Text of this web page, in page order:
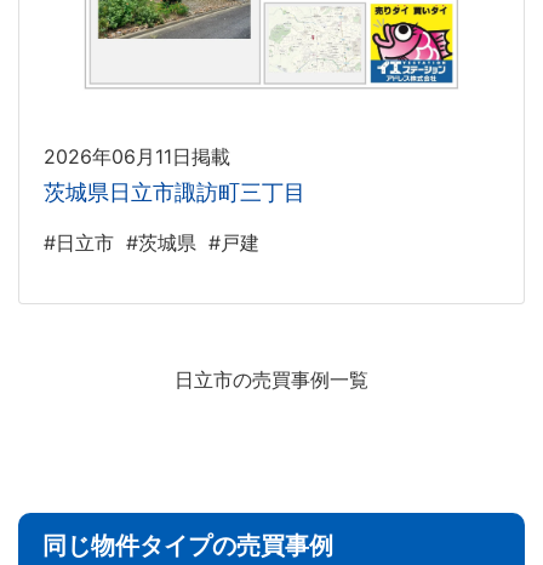
2026年06月11日掲載
茨城県日立市諏訪町三丁目
#日立市 #茨城県 #戸建
日立市の売買事例一覧
同じ物件タイプの売買事例